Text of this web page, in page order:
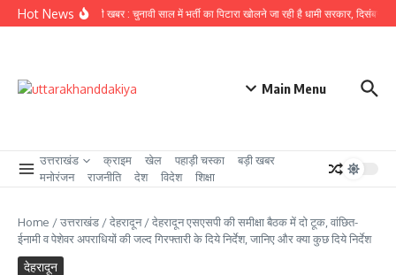
Skip to content
Hot News
उत्तराखंड से बड़ी खबर : चुनावी साल में भर्ती का पिटारा खोलने जा रही है धामी सरकार, दिसंबर से
Main Menu
उत्तराखंड क्राइम खेल पहाड़ी चस्का
बड़ी खबर
मनोरंजन
राजनीति देश विदेश शिक्षा
Home /उत्तराखंड /देहरादून/देहरादून एसएसपी की समीक्षा बैठक में दो टूक, वांछित-
ईनामी व पेशेवर अपराधियों की जल्द गिरफ्तारी के दिये निर्देश, जानिए और क्या कुछ दिये निर्देश
देहरादून